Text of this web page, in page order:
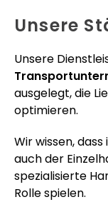
Unsere
Unsere
ausgelegt, die
optimieren.
Wir wissen,
auch der
spezialisierte
Rolle spielen.